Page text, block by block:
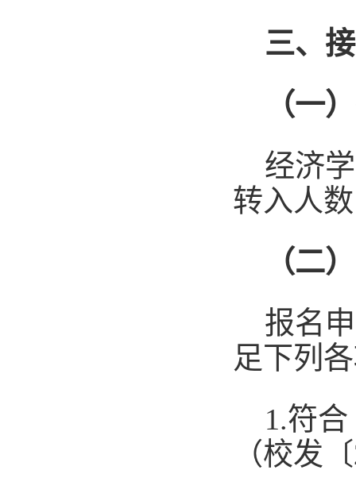
三、
（一
经济
转入人数
（二
报名
足下列
1.符
（校发